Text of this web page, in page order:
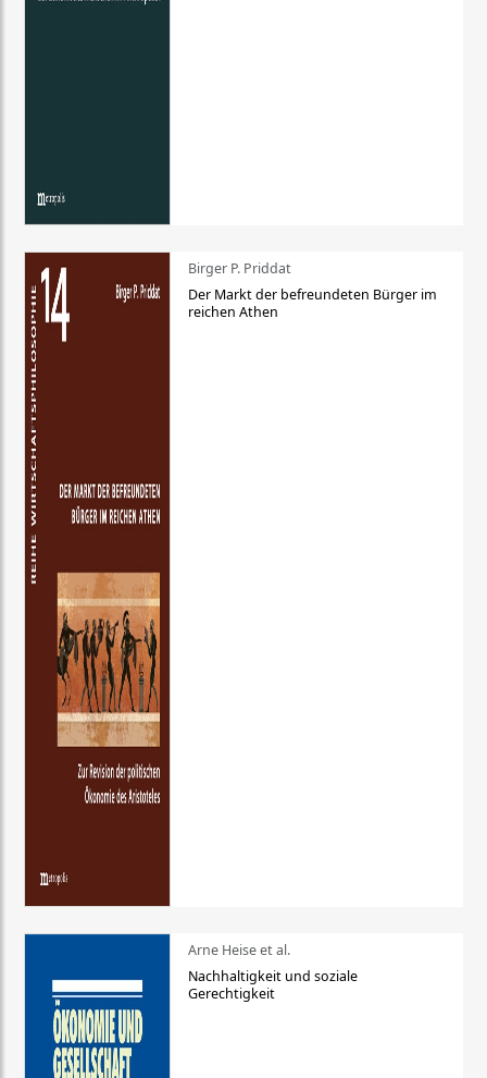
Birger P. Priddat
Der Markt der befreundeten Bürger im
reichen Athen
Arne Heise et al.
Nachhaltigkeit und soziale
Gerechtigkeit